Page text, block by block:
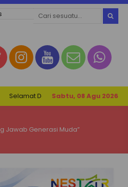
Sabtu, 08 Agu 2026
Datang di Website SMK Negeri 1
Jawab Generasi Muda”